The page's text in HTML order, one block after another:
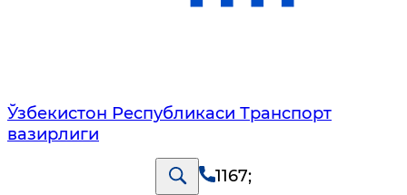
Ўзбекистон Республикаси Транспорт
вазирлиги
1167;